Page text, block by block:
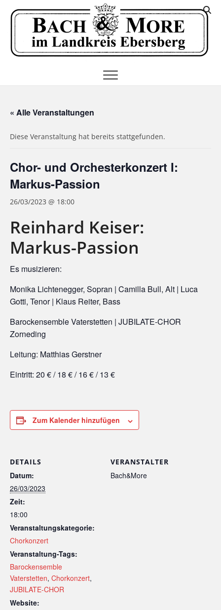
content
« Alle Veranstaltungen
Diese Veranstaltung hat bereits stattgefunden.
Chor- und Orchesterkonzert I:
Markus-Passion
26/03/2023 @ 18:00
Reinhard Keiser:
Markus-Passion
Es musizieren:
Monika Lichtenegger, Sopran | Camilla Bull, Alt | Luca
Gotti, Tenor | Klaus Reiter, Bass
Barockensemble Vaterstetten | JUBILATE-CHOR
Zorneding
Leitung: Matthias Gerstner
Eintritt: 20 € / 18 € / 16 € / 13 €
Zum Kalender hinzufügen
DETAILS
Datum:
26/03/2023
Zeit:
18:00
Veranstaltungskategorie:
Chorkonzert
Veranstaltung-Tags:
Barockensemble
Vaterstetten, Chorkonzert,
JUBILATE-CHOR
Website:
VERANSTALTER
Bach&More